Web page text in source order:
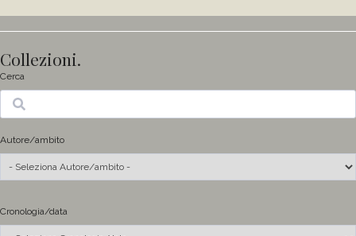
Collezioni.
Cerca
Ricerca
Autore/ambito
Cronologia/data